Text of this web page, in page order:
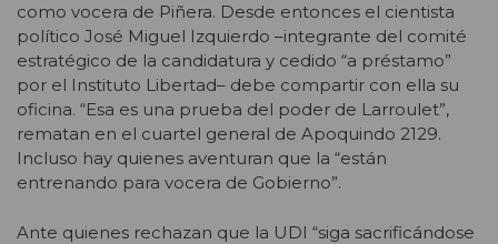
como vocera de Piñera. Desde entonces el cientista
político José Miguel Izquierdo –integrante del comité
estratégico de la candidatura y cedido “a préstamo”
por el Instituto Libertad– debe compartir con ella su
oficina. “Esa es una prueba del poder de Larroulet”,
rematan en el cuartel general de Apoquindo 2129.
Incluso hay quienes aventuran que la “están
entrenando para vocera de Gobierno”.
Ante quienes rechazan que la UDI “siga sacrificándose